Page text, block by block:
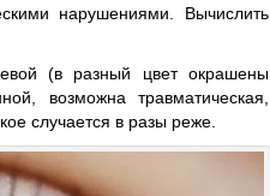
нарушениями. Вычислить
(в разный цвет окрашены
возможна травматическая,
случается в разы реже.